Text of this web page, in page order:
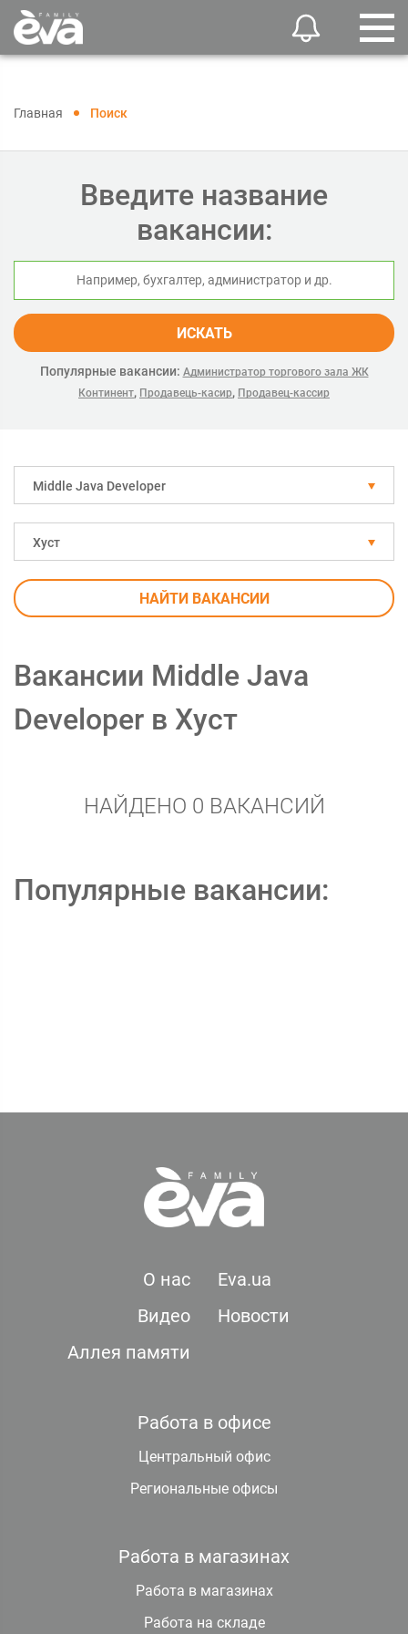
Главная Поиск
Введите название
вакансии:
ИСКАТЬ
Популярные вакансии: Администратор торгового зала ЖК
Континент, Продавець-касир, Продавец-кассир
Middle Java Developer
Хуст
НАЙТИ ВАКАНСИИ
Вакансии Middle Java
Developer в Хуст
НАЙДЕНО 0 ВАКАНСИЙ
Популярные вакансии:
О нас
Eva.ua
Видео
Новости
Аллея памяти
Работа в офисе
Центральный офис
Региональные офисы
Работа в магазинах
Работа в магазинах
Работа на складе